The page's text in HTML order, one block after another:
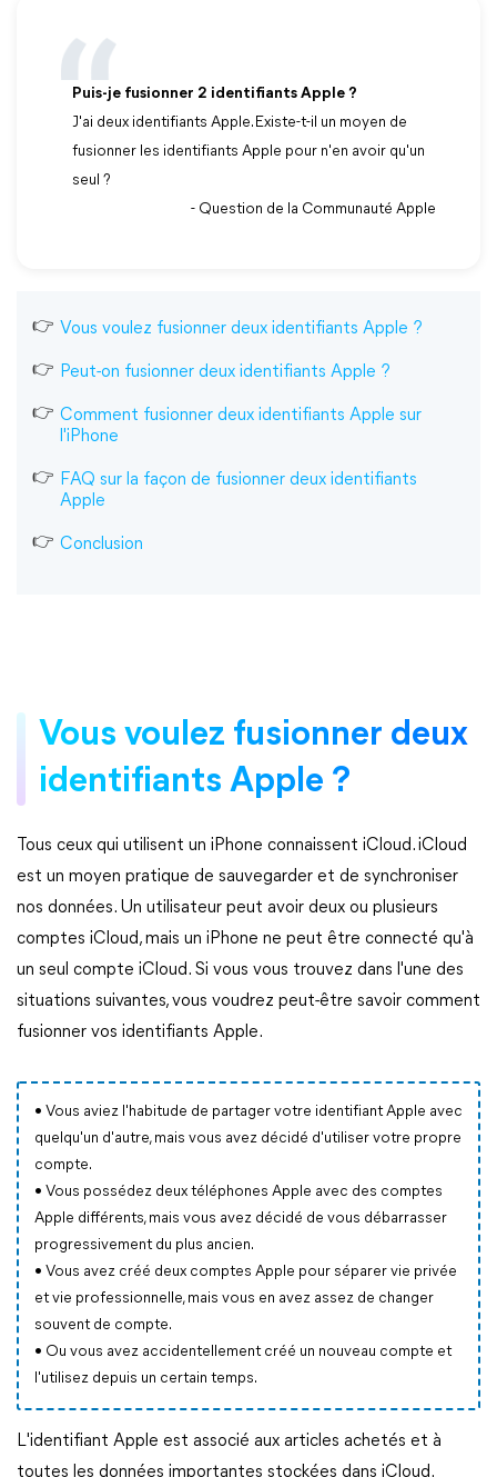
Puis-je fusionner 2 identifiants Apple ?
J'ai deux identifiants Apple. Existe-t-il un moyen de
fusionner les identifiants Apple pour n'en avoir qu'un
seul ?
- Question de la Communauté Apple
Vous voulez fusionner deux identifiants Apple ?
Peut-on fusionner deux identifiants Apple ?
Comment fusionner deux identifiants Apple sur
l'iPhone
FAQ sur la façon de fusionner deux identifiants
Apple
Conclusion
Vous voulez fusionner deux
identifiants Apple ?
Tous ceux qui utilisent un iPhone connaissent iCloud. iCloud
est un moyen pratique de sauvegarder et de synchroniser
nos données. Un utilisateur peut avoir deux ou plusieurs
comptes iCloud, mais un iPhone ne peut être connecté qu'à
un seul compte iCloud. Si vous vous trouvez dans l'une des
situations suivantes, vous voudrez peut-être savoir comment
fusionner vos identifiants Apple.
• Vous aviez l'habitude de partager votre identifiant Apple avec
quelqu'un d'autre, mais vous avez décidé d'utiliser votre propre
compte.
• Vous possédez deux téléphones Apple avec des comptes
Apple différents, mais vous avez décidé de vous débarrasser
progressivement du plus ancien.
• Vous avez créé deux comptes Apple pour séparer vie privée
et vie professionnelle, mais vous en avez assez de changer
souvent de compte.
• Ou vous avez accidentellement créé un nouveau compte et
l'utilisez depuis un certain temps.
L'identifiant Apple est associé aux articles achetés et à
toutes les données importantes stockées dans iCloud.